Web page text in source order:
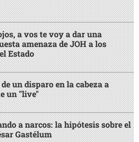
a vos te voy a dar una
amenaza de JOH a los
Estado
un disparo en la cabeza a
un "live"
a narcos: la hipótesis sobre el
Gastélum